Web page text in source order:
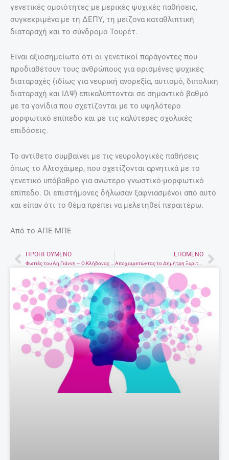
γενετικές ομοιότητες με μερικές ψυχικές παθήσεις,
συγκεκριμένα με τη ΔΕΠΥ, τη μείζονα καταθλιπτική
διαταραχή και το σύνδρομο Τουρέτ.
Είναι αξιοσημείωτο ότι οι γενετικοί παράγοντες που
προδιαθέτουν τους ανθρώπους για ορισμένες ψυχικές
διαταραχές (ιδίως για νευρική ανορεξία, αυτισμό, διπολική
διαταραχή και ΙΔΨ) επικαλύπτονται σε σημαντικό βαθμό
με τα γονίδια που σχετίζονται με το υψηλότερο
μορφωτικό επίπεδο και με τις καλύτερες σχολικές
επιδόσεις.
Το αντίθετο συμβαίνει με τις νευρολογικές παθήσεις
όπως το Αλτσχάιμερ, που σχετίζονται αρνητικά με το
γενετικό υπόβαθρο για ανώτερο γνωστικό-μορφωτικό
επίπεδο. Οι επιστήμονες δήλωσαν ξαφνιασμένοι από αυτό
και είπαν ότι το θέμα πρέπει να μελετηθεί περαιτέρω.
Από το ΑΠΕ-ΜΠΕ
PrevΠΡΟΗΓΟΎΜΕΝΟ ΕΠΌΜΕΝΟ
Αποχαιρετώντας το Δημήτρη Ξυριτάκη